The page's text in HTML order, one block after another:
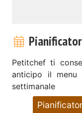
Petitchef ti
anticipo il menu
settimanale